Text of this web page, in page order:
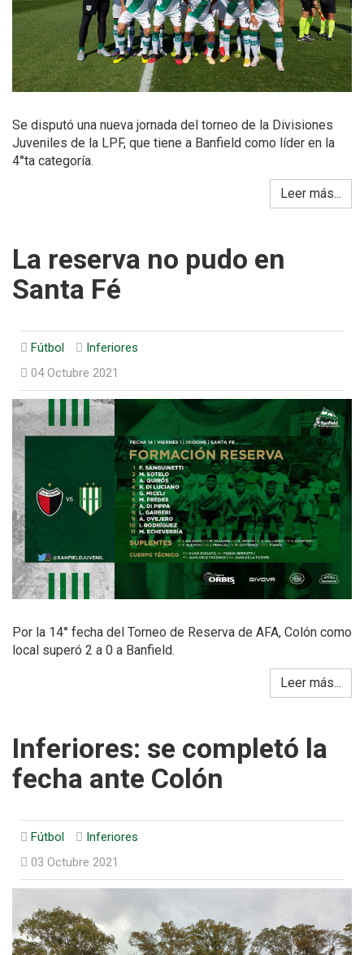
Se disputó una nueva jornada del torneo de la Divisiones
Juveniles de la LPF, que tiene a Banfield como líder en la
4°ta categoría.
Leer más...
La reserva no pudo en
Santa Fé
Fútbol
Inferiores
04 Octubre 2021
Por la 14° fecha del Torneo de Reserva de AFA, Colón como
local superó 2 a 0 a Banfield.
Leer más...
Inferiores: se completó la
fecha ante Colón
Fútbol
Inferiores
03 Octubre 2021